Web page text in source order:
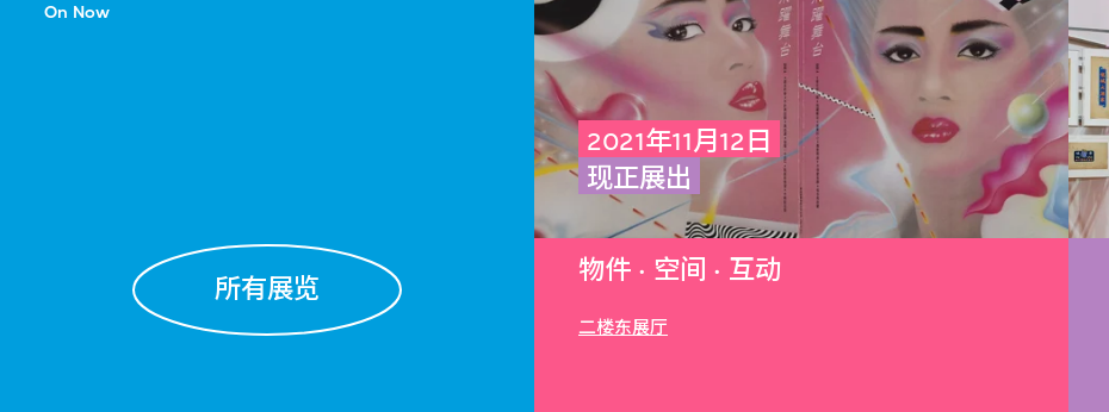
On Now
所有展览
2021年11月12日
现正展出
物件 · 空间 · 互动
二楼东展厅